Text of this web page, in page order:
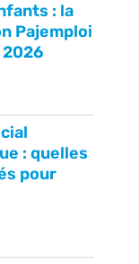
: la
Pajemploi
: quelles
pour